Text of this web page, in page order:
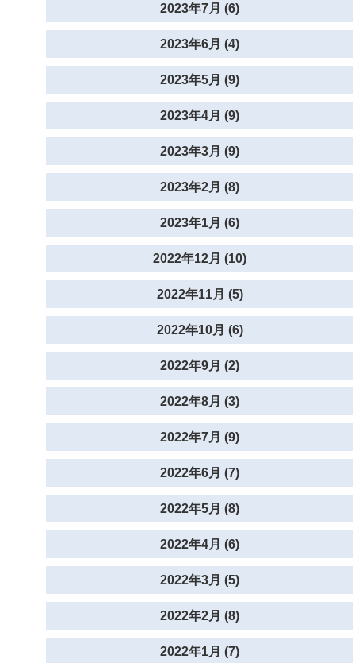
2023年7月 (6)
2023年6月 (4)
2023年5月 (9)
2023年4月 (9)
2023年3月 (9)
2023年2月 (8)
2023年1月 (6)
2022年12月 (10)
2022年11月 (5)
2022年10月 (6)
2022年9月 (2)
2022年8月 (3)
2022年7月 (9)
2022年6月 (7)
2022年5月 (8)
2022年4月 (6)
2022年3月 (5)
2022年2月 (8)
2022年1月 (7)